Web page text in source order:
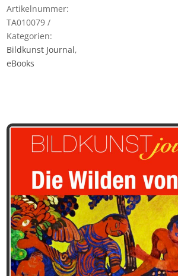
Artikelnummer:
TA010079
Kategorien:
Bildkunst Journal,
eBooks